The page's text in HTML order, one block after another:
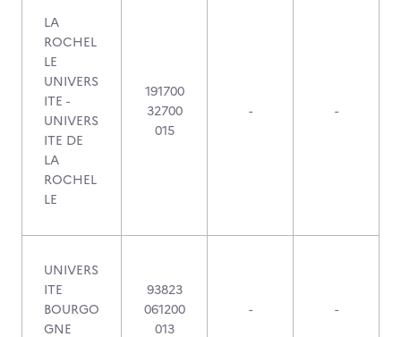
LA
ROCHEL
LE
UNIVERS
ITE -
UNIVERS
ITE DE
LA
ROCHEL
LE
191700
32700
015
- -
UNIVERS
ITE
BOURGO
GNE
93823
061200
013
- -